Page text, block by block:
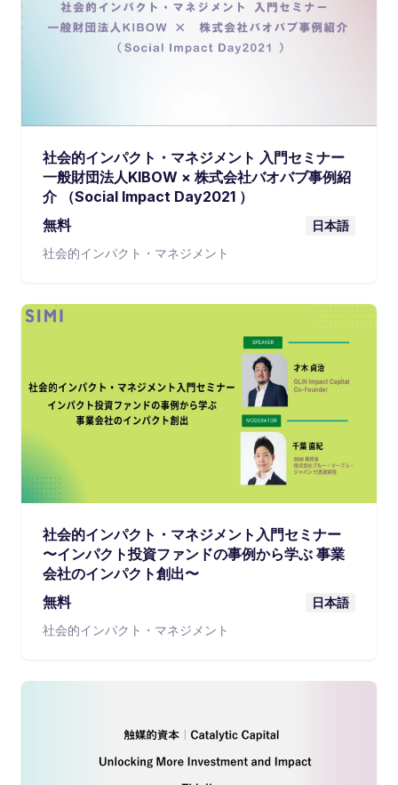
社会的インパクト・マネジメント 入門セミナー
一般財団法人KIBOW × 株式会社バオバブ事例紹
介 （Social Impact Day2021 ）
無料
日本語
社会的インパクト・マネジメント
社会的インパクト・マネジメント入門セミナー
〜インパクト投資ファンドの事例から学ぶ 事業
会社のインパクト創出〜
無料
日本語
社会的インパクト・マネジメント